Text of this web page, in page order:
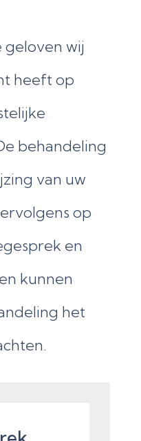
geloven wij
heeft op
behandeling
van uw
op
en
kunnen
het